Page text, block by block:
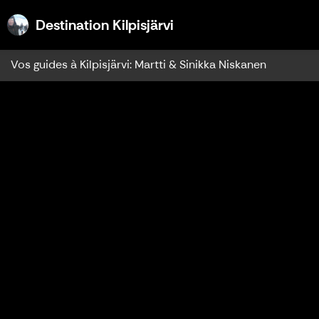
Destination Kilpisjärvi
Vos guides à Kilpisjärvi: Martti & Sinikka Niskanen